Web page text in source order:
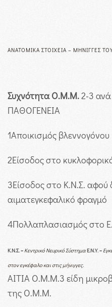
ΑΝΑΤΟΜΙΚΆ ΣΤΟΙΧΕΊΑ – ΜΉΝΙΓΓΕΣ
Συχνότητα Ο.Μ.Μ.2-3
ΠΑΘΟΓΕΝΕΙΑ
1Αποικισμός βλεννογόνου
2Είσοδος στο
3Είσοδος στο Κ.Ν.Σ. αφού
αιματεγκεφαλικό φραγμό
4Πολλαπλασιασμός στο
Κ.Ν.Σ.= Κεντρικό Νευρικό ΣύστημαΕ.Ν.Υ.=
στον εγκέφαλο και στις μήνιγγες.
ΑΙΤΙΑ Ο.Μ.Μ.3 είδη
της Ο.Μ.Μ.